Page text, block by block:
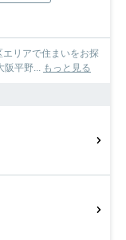
リアで住まいをお探
阪平野... もっと見る